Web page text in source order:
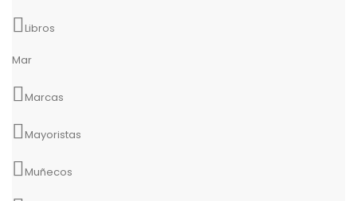
Libros
Mar
Marcas
Mayoristas
Muñecos